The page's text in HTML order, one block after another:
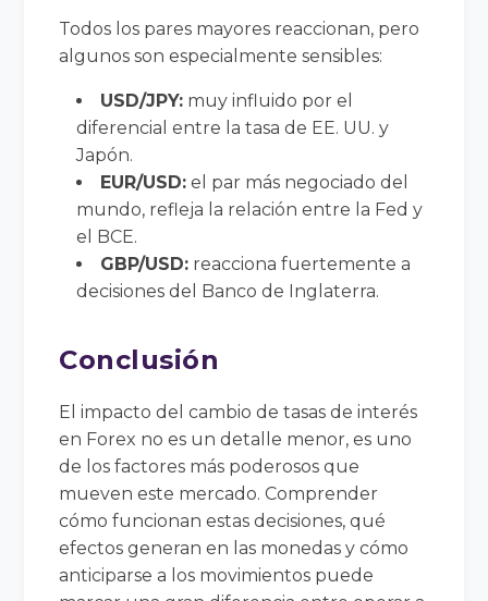
Todos los pares mayores reaccionan, pero
algunos son especialmente sensibles:
USD/JPY: muy influido por el
diferencial entre la tasa de EE. UU. y
Japón.
EUR/USD: el par más negociado del
mundo, refleja la relación entre la Fed y
el BCE.
GBP/USD: reacciona fuertemente a
decisiones del Banco de Inglaterra.
Conclusión
El impacto del cambio de tasas de interés
en Forex no es un detalle menor, es uno
de los factores más poderosos que
mueven este mercado. Comprender
cómo funcionan estas decisiones, qué
efectos generan en las monedas y cómo
anticiparse a los movimientos puede